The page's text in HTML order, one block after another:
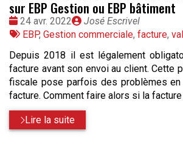
sur EBP Gestion ou EBP bâtiment
Date
:
24 avr. 2022
Publié
par
José Escrivel
Tags
EBP, Gestion commerciale, facture,
Depuis 2018 il est légalement
facture avant son envoi au client. Cette
fiscale pose parfois des problèmes
facture. Comment faire alors si la
Lire la suite